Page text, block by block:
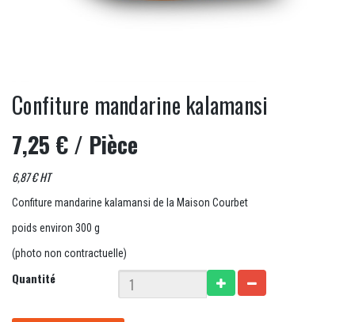
Confiture mandarine kalamansi
7,25 €/ Pièce
6,87 € HT
Confiture mandarine kalamansi de la Maison Courbet
poids environ 300 g
(photo non contractuelle)
Quantité